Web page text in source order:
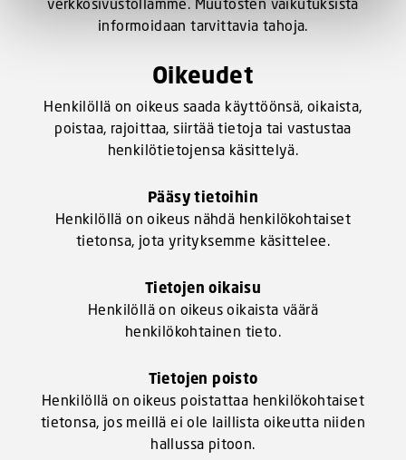
informoidaan tarvittavia tahoja.
Oikeudet
Henkilöllä on oikeus saada käyttöönsä, oikaista,
poistaa, rajoittaa, siirtää tietoja tai vastustaa
henkilötietojensa käsittelyä.
Pääsy tietoihin
Henkilöllä on oikeus nähdä henkilökohtaiset
tietonsa, jota yrityksemme käsittelee.
Tietojen oikaisu
Henkilöllä on oikeus oikaista väärä
henkilökohtainen tieto.
Tietojen poisto
Henkilöllä on oikeus poistattaa henkilökohtaiset
tietonsa, jos meillä ei ole laillista oikeutta niiden
hallussa pitoon.